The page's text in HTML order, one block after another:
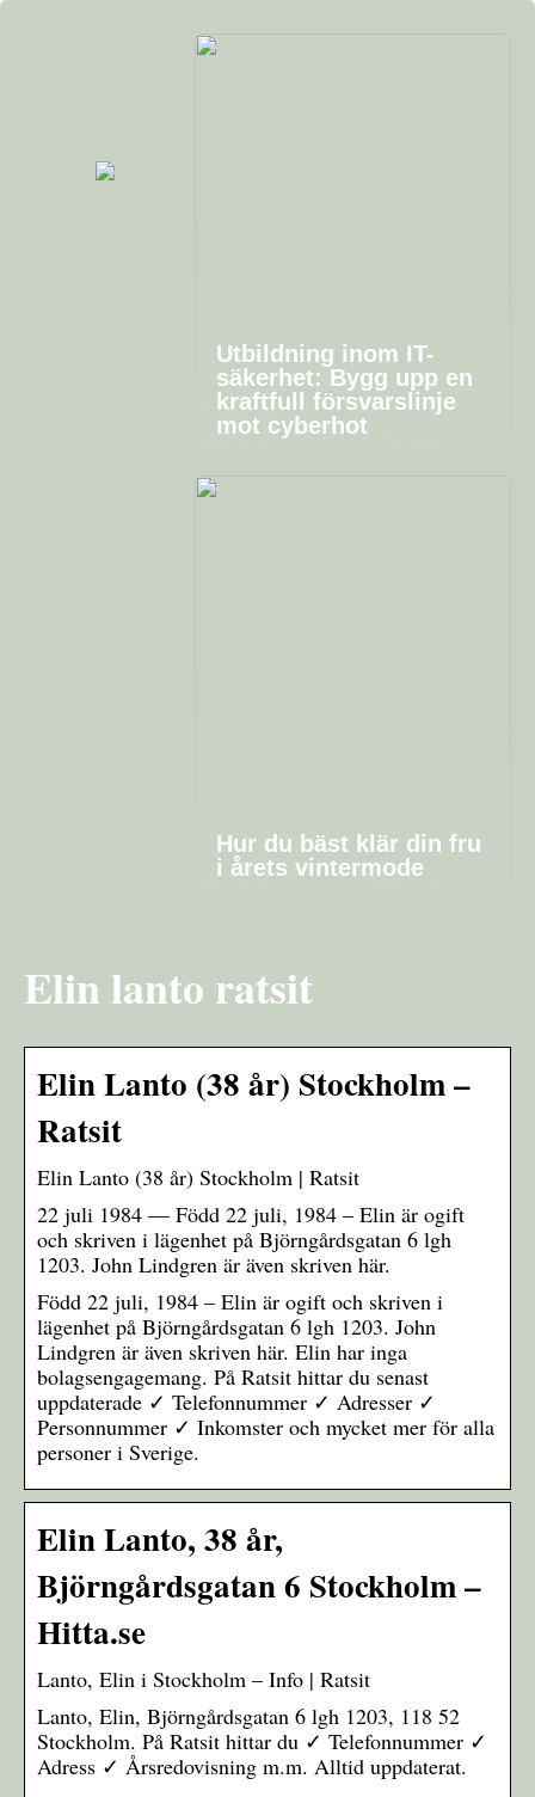
Utbildning inom IT-
säkerhet: Bygg upp en
kraftfull försvarslinje
mot cyberhot
Hur du bäst klär din fru
i årets vintermode
Elin lanto ratsit
Elin Lanto (38 år) Stockholm –
Ratsit
Elin Lanto (38 år) Stockholm | Ratsit
22 juli 1984 — Född 22 juli, 1984 – Elin är ogift
och skriven i lägenhet på Björngårdsgatan 6 lgh
1203. John Lindgren är även skriven här.
Född 22 juli, 1984 – Elin är ogift och skriven i
lägenhet på Björngårdsgatan 6 lgh 1203. John
Lindgren är även skriven här. Elin har inga
bolagsengagemang. På Ratsit hittar du senast
uppdaterade ✓ Telefonnummer ✓ Adresser ✓
Personnummer ✓ Inkomster och mycket mer för alla
personer i Sverige.
Elin Lanto, 38 år,
Björngårdsgatan 6 Stockholm –
Hitta.se
Lanto, Elin i Stockholm – Info | Ratsit
Lanto, Elin, Björngårdsgatan 6 lgh 1203, 118 52
Stockholm. På Ratsit hittar du ✓ Telefonnummer ✓
Adress ✓ Årsredovisning m.m. Alltid uppdaterat.